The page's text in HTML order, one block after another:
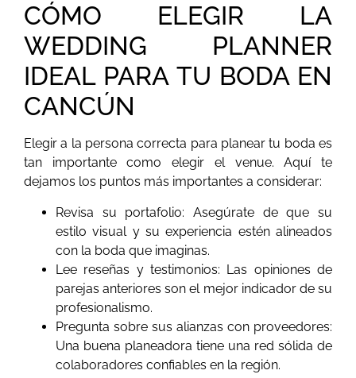
CÓMO ELEGIR LA
WEDDING PLANNER
IDEAL PARA TU BODA EN
CANCÚN
Elegir a la persona correcta para planear tu boda es
tan importante como elegir el venue. Aquí te
dejamos los puntos más importantes a considerar:
Revisa su portafolio: Asegúrate de que su
estilo visual y su experiencia estén alineados
con la boda que imaginas.
Lee reseñas y testimonios: Las opiniones de
parejas anteriores son el mejor indicador de su
profesionalismo.
Pregunta sobre sus alianzas con proveedores:
Una buena planeadora tiene una red sólida de
colaboradores confiables en la región.